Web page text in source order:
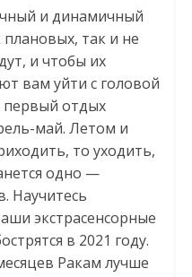
и динамичный
так и не
и чтобы их
вам уйти с головой
первый отдых
май. Летом и
то уходить,
одно —
Научитесь
экстрасенсорные
в 2021 году.
Ракам лучше